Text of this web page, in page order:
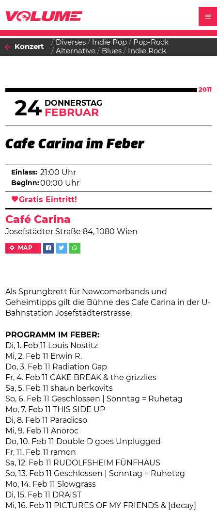
Konzert
Diverses Indie Pop
Pop-Rock
Alternative
Blues Indie Rock
2011
24 DONNERSTAG
FEBRUAR
Cafe Carina im Feber
Café Carina
Josefstädter Straße 84, 1080 Wien
MAP
Einlass: 21:00 Uhr
Beginn:00:00 Uhr
Gratis Eintritt!
Als Sprungbrett für Newcomerbands und
Geheimtipps gilt die Bühne des Cafe Carina in der U-
Bahnstation Josefstädterstrasse.
PROGRAMM IM FEBER:
Di, 1. Feb 11 Louis Nostitz
Mi, 2. Feb 11 Erwin R.
Do, 3. Feb 11 Radiation Gap
Fr, 4. Feb 11 CAKE BREAK & the grizzlies
Sa, 5. Feb 11 shaun berkovits
So, 6. Feb 11 Geschlossen | Sonntag = Ruhetag
Mo, 7. Feb 11 THIS SIDE UP
Di, 8. Feb 11 Paradicso
Mi, 9. Feb 11 Anoroc
Do, 10. Feb 11 Double D goes Unplugged
Fr, 11. Feb 11 ramon
Sa, 12. Feb 11 RUDOLFSHEIM FÜNFHAUS
So, 13. Feb 11 Geschlossen | Sonntag = Ruhetag
Mo, 14. Feb 11 Slowgrass
Di, 15. Feb 11 DRAIST
Mi, 16. Feb 11 PICTURES OF MY FRIENDS & [decay]